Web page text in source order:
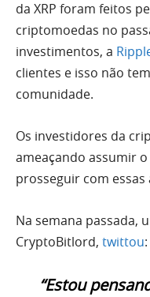
da XRP foram feitos
criptomoedas no
investimentos, a
clientes e isso não
comunidade.
Os investidores da
ameaçando assumir
prosseguir com essas
Na semana passada,
CryptoBitlord, twittou:
“Estou